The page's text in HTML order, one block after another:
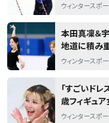
ウィンタースポ
本田真凜＆
地道に積み
ウィンタースポ
「すごいドレ
歳フィギュア
オ！」
ウィンタースポ